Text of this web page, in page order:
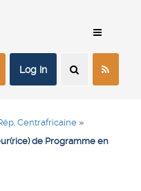
Log In
Centrafricaine »
de Programme en